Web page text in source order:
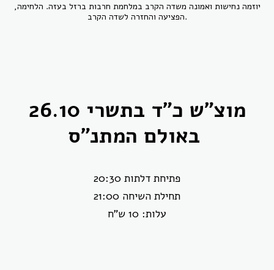
יוזמה נחישות ואמונה משדה הקרב במלחמת חרבות ברזל בעזה. הלחימה,
הפציעה והחזרה לשדה הקרב.
מוצ"ש כ"ד בתשרי 26.10
באולם המתנ"ס
20:30 פתיחת דלתות
21:00 תחילת השיחה
עלות: 10 ש"ח